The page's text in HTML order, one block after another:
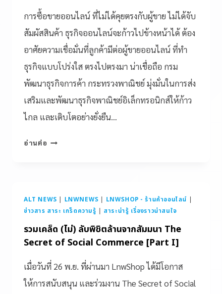
การซื้อขายออนไลน์ ที่ไม่ได้คุยตรงกับผู้ขาย ไม่ได้จับ
สัมผัสสินค้า ธุรกิจออนไลน์จะก้าวไปข้างหน้าได้ ต้อง
อาศัยความเชื่อมั่นที่ลูกค้ามีต่อผู้ขายออนไลน์ ที่ทำ
ธุรกิจแบบโปร่งใส ตรงไปตรงมา น่าเชื่อถือ กรม
พัฒนาธุรกิจการค้า กระทรวงพาณิชย์ มุ่งมั่นในการส่ง
เสริมและพัฒนาธุรกิจพาณิชย์อิเล็กทรอนิกส์ให้ก้าว
ไกล และเติบโตอย่างยั่งยืน…
อ่านต่อ
ALT NEWS LNWNEWS LNWSHOP - ร้านค้าออนไลน์
ข่าวสาร สาระ เกร็ดความรู้
สาระน่ารู้ เรื่องราวน่าสนใจ
รวมเคล็ด (ไม่) ลับพิชิตล้านจากสัมมนา The
Secret of Social Commerce [Part I]
เมื่อวันที่ 26 พ.ย. ที่ผ่านมา LnwShop ได้มีโอกาส
ให้การสนับสนุน และร่วมงาน The Secret of Social